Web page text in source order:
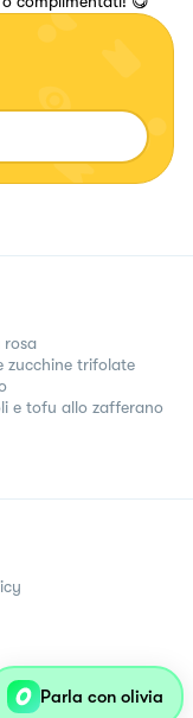
rosa
zucchine trifolate
e tofu allo zafferano
Parla con olivia